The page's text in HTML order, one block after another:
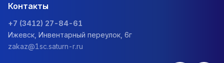
Контакты
+7 (3412) 27-84-61
Ижевск, Инвентарный переулок, 6г
zakaz@1sc.saturn-r.ru